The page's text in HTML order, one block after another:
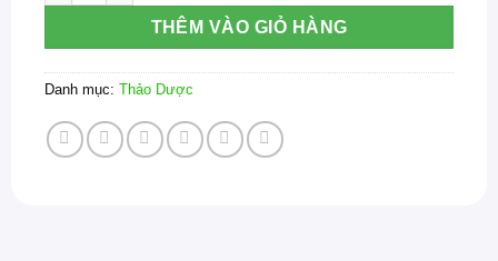
THÊM VÀO GIỎ HÀNG
Danh mục: Thảo Dược